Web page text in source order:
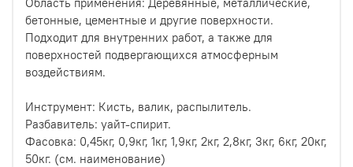
бетонные, цементные и другие поверхности.
Подходит для внутренних работ, а также для
поверхностей подвергающихся атмосферным
воздействиям.
Инструмент: Кисть, валик, распылитель.
Разбавитель: уайт-спирит.
Фасовка: 0,45кг, 0,9кг, 1кг, 1,9кг, 2кг, 2,8кг, 3кг, 6кг, 20кг,
50кг. (см. наименование)